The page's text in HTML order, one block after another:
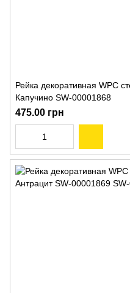
Рейка декоративная WPC
Капучино SW-00001868
475.00 грн